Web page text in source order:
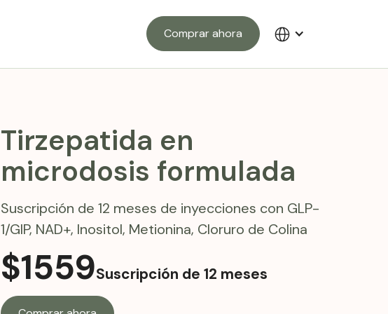
Comprar ahora
Tirzepatida en
microdosis formulada
Suscripción de 12 meses de inyecciones con GLP-
1/GIP, NAD+, Inositol, Metionina, Cloruro de Colina
$1559Suscripción de 12 meses